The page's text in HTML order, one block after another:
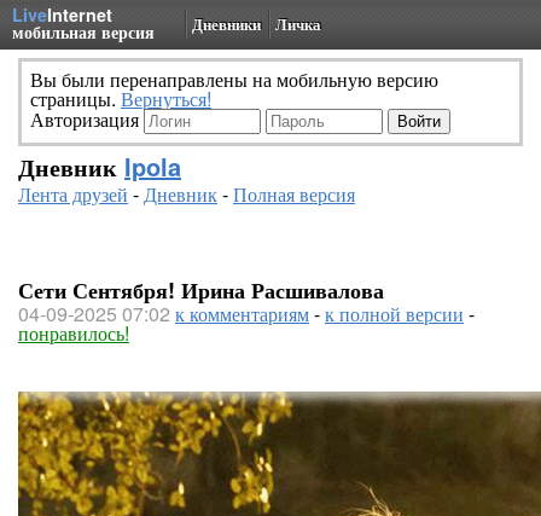
LiveInternet
мобильная версия Дневники Личка
Вы были перенаправлены на мобильную версию
страницы. Вернуться!
Авторизация
Дневник Ipola
Лента друзей -Дневник-Полная версия
Сети Сентября! Ирина Расшивалова
04-09-2025 07:02 к комментариям-к полной версии -
понравилось!